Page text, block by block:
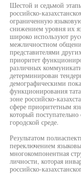
Шестой и седьмой
российско-
ограниченную
снижением уровня их
широко используют
межличностном
представителями
приоритет
различных
детерминирован
демографическими
функционирования
зоне российско-
сфере приоритетным
который поступательно
городской среде.
Результатом
переключением
многокомпонентная
личности, которая
российско-